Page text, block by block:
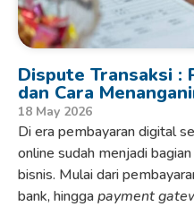
Dispute Transaksi :
dan Cara
18 May 2026
Di era pembayaran digital
online sudah menjadi
bisnis. Mulai dari
bank, hinggapayment